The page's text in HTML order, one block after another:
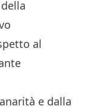
al
e dalla